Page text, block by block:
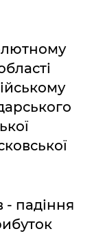
- падіння